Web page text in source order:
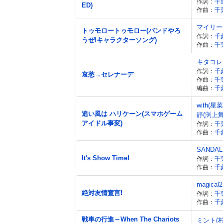
ED)
作曲： 千
トゥモロートゥモロー(バンドやろ
うぜ!キャラクターソング)
マイリ
作詞： 千
作曲： 千
哀愁→セレナーデ
キタコレ
作詞： 千
作曲： 千
編曲： 千
追い風は ハリケーン(スマホゲーム
アイドル事変)
with(星
靜(渕上
作詞： 千
作曲： 千
It's Show Time! 作詞： 千
作曲： 千
絶対友情宣言!
magical2
作詞： 千
作曲： 千
戦車の行進～When The Chariots ミント(